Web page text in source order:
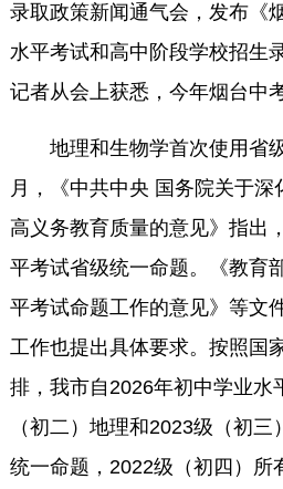
录取政策新闻通气会，发布《
水平考试和高中阶段学校招生
记者从会上获悉，今年烟台中
地理和生物学首次使用省
月，《中共中央 国务院关于
高义务教育质量的意见》指出
平考试省级统一命题。《教育
平考试命题工作的意见》等文
工作也提出具体要求。按照国
排，我市自2026年初中学业水
（初二）地理和2023级（初
统一命题，2022级（初四）所